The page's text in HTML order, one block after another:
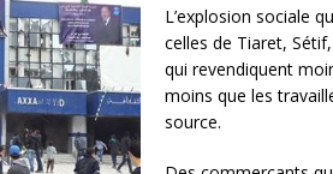
L’explosion sociale
celles de Tiaret,
qui revendiquent
moins que les
source.